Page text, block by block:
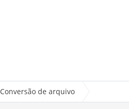
Conversão de arquivo